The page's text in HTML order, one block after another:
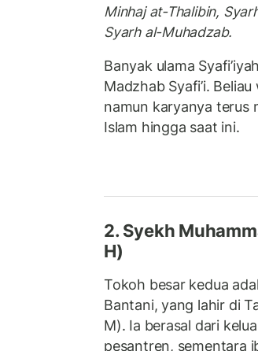
Minhaj at-Thalibin,
Syarh al-Muhadzab.
Banyak ulama
Madzhab Syafi’i.
namun karyanya terus
Islam hingga saat ini.
2. Syekh
H)
Tokoh besar kedua
Bantani, yang lahir di
M). Ia berasal dari
pesantren, sementara